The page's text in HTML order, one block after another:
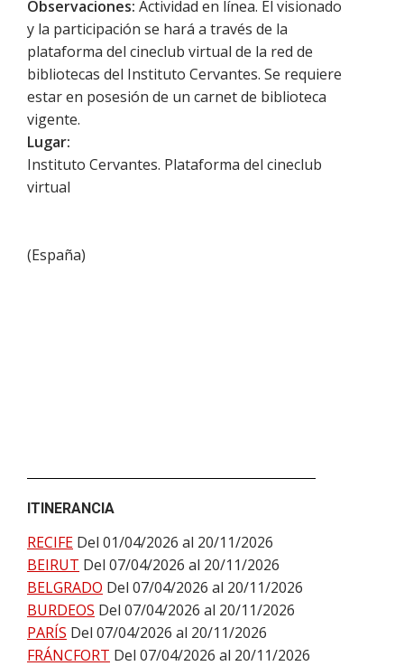
Observaciones: Actividad en línea. El visionado
y la participación se hará a través de la
plataforma del cineclub virtual de la red de
bibliotecas del Instituto Cervantes. Se requiere
estar en posesión de un carnet de biblioteca
vigente.
Lugar:
Instituto Cervantes. Plataforma del cineclub
virtual
(España)
ITINERANCIA
RECIFE Del 01/04/2026 al 20/11/2026
BEIRUT Del 07/04/2026 al 20/11/2026
BELGRADO Del 07/04/2026 al 20/11/2026
BURDEOS Del 07/04/2026 al 20/11/2026
PARÍS Del 07/04/2026 al 20/11/2026
FRÁNCFORT Del 07/04/2026 al 20/11/2026